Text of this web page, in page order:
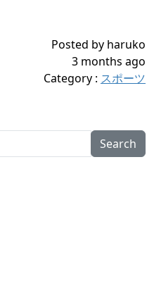
Posted by haruko
3 months ago
Category : スポーツ
Search